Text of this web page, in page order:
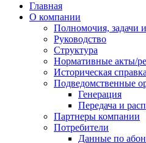
Главная
О компании
Полномочия, задачи
Руководство
Структура
Нормативные акты/
Историческая справка
Подведомственные
Генерация
Передача и
Партнеры компании
Потребители
Данные по